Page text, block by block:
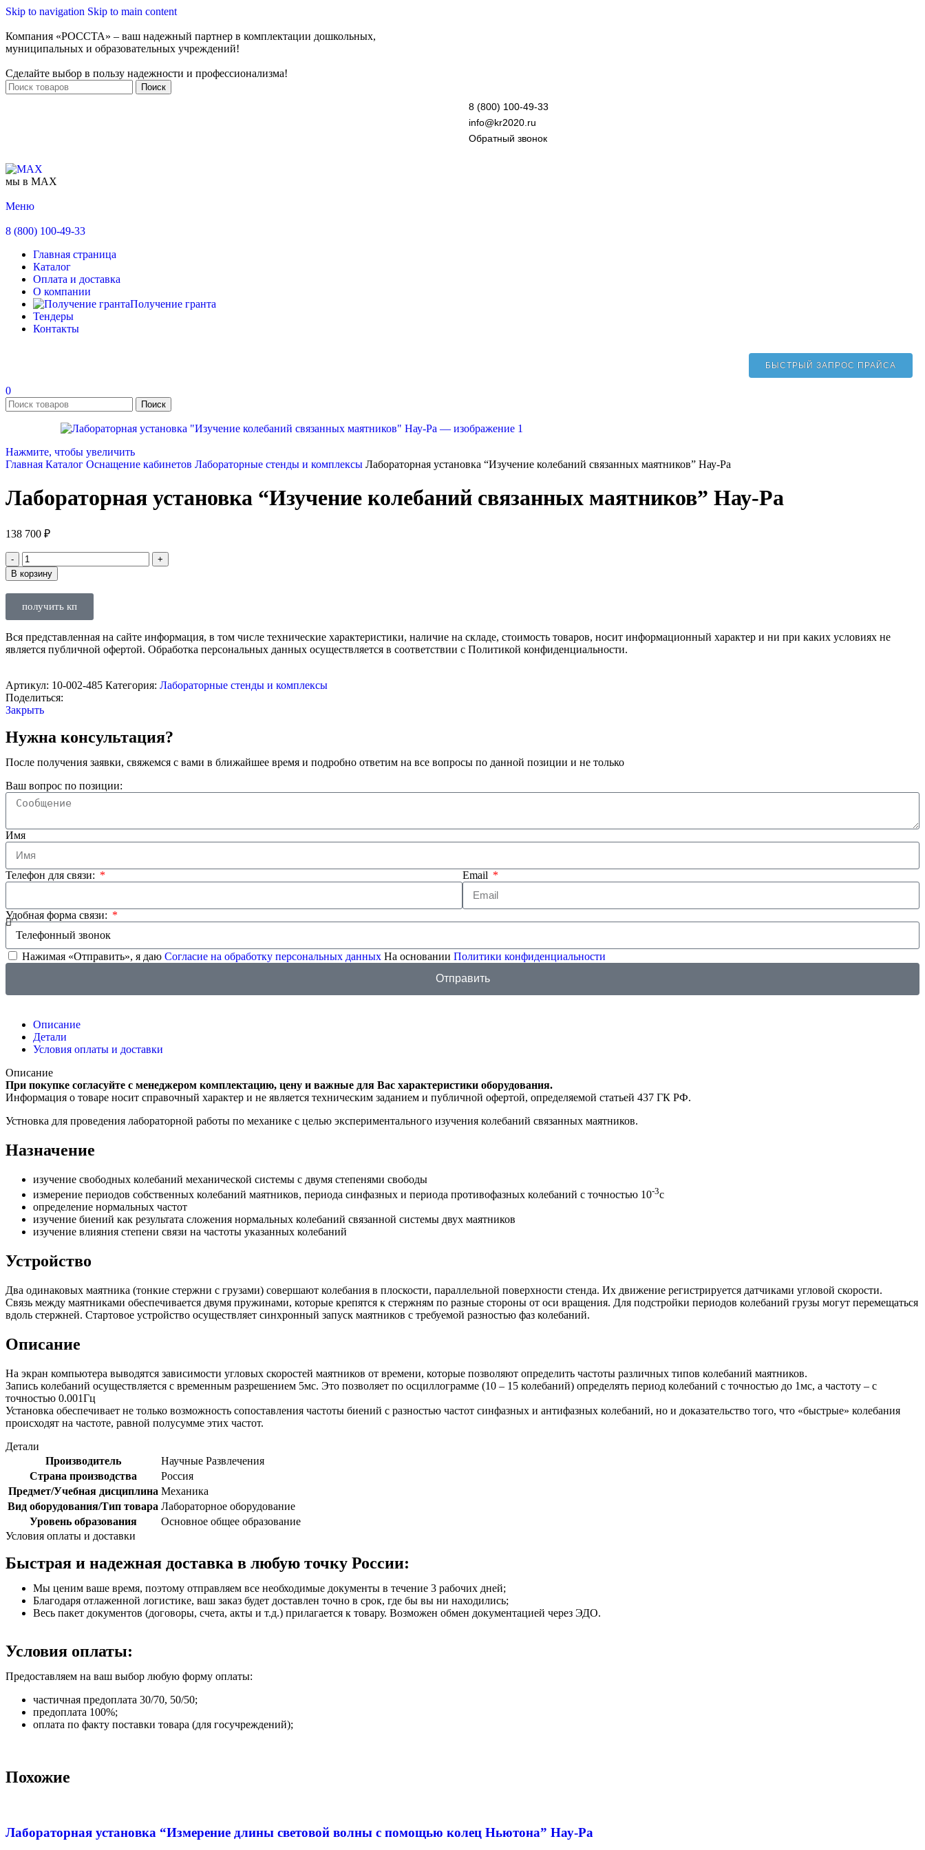
Skip to navigation Skip to main content
Компания «РОССТА» – ваш надежный партнер в комплектации дошкольных,
муниципальных и образовательных учреждений!
Сделайте выбор в пользу надежности и профессионализма!
Поиск
8 (800) 100-49-33
info@kr2020.ru
Обратный звонок
мы в MAX
Меню
8 (800) 100-49-33
Главная страница
Каталог
Оплата и доставка
О компании
Получение гранта
Тендеры
Контакты
БЫСТРЫЙ ЗАПРОС ПРАЙСА
0
Поиск
Нажмите, чтобы увеличить
Главная Каталог Оснащение кабинетов Лабораторные стенды и комплексы Лабораторная установка “Изучение колебаний связанных маятников” Нау-Ра
Лабораторная установка “Изучение колебаний связанных маятников” Нау-Ра
138 700 ₽
В корзину
получить кп
Вся представленная на сайте информация, в том числе технические характеристики, наличие на складе, стоимость товаров, носит информационный характер и ни при каких условиях не
является публичной офертой. Обработка персональных данных осуществляется в соответствии с Политикой конфиденциальности.
Артикул: 10-002-485 Категория: Лабораторные стенды и комплексы
Поделиться:
Закрыть
Нужна консультация?
После получения заявки, свяжемся с вами в ближайшее время и подробно ответим на все вопросы по данной позиции и не только
Ваш вопрос по позиции:
Имя
Телефон для связи: Email
Удобная форма связи:
Нажимая «Отправить», я даю Согласие на обработку персональных данных На основании Политики конфиденциальности
Отправить
Описание
Детали
Условия оплаты и доставки
Описание
При покупке согласуйте с менеджером комплектацию, цену и важные для Вас характеристики оборудования.
Информация о товаре носит справочный характер и не является техническим заданием и публичной офертой, определяемой статьей 437 ГК РФ.
Устновка для проведения лабораторной работы по механике с целью экспериментального изучения колебаний связанных маятников.
Назначение
изучение свободных колебаний механической системы с двумя степенями свободы
измерение периодов собственных колебаний маятников, периода синфазных и периода противофазных колебаний с точностью 10-3с
определение нормальных частот
изучение биений как результата сложения нормальных колебаний связанной системы двух маятников
изучение влияния степени связи на частоты указанных колебаний
Устройство
Два одинаковых маятника (тонкие стержни с грузами) совершают колебания в плоскости, параллельной поверхности стенда. Их движение регистрируется датчиками угловой скорости.
Связь между маятниками обеспечивается двумя пружинами, которые крепятся к стержням по разные стороны от оси вращения. Для подстройки периодов колебаний грузы могут перемещаться
вдоль стержней. Стартовое устройство осуществляет синхронный запуск маятников с требуемой разностью фаз колебаний.
Описание
На экран компьютера выводятся зависимости угловых скоростей маятников от времени, которые позволяют определить частоты различных типов колебаний маятников.
Запись колебаний осуществляется с временным разрешением 5мс. Это позволяет по осциллограмме (10 – 15 колебаний) определять период колебаний с точностью до 1мс, а частоту – с
точностью 0.001Гц
Установка обеспечивает не только возможность сопоставления частоты биений с разностью частот синфазных и антифазных колебаний, но и доказательство того, что «быстрые» колебания
происходят на частоте, равной полусумме этих частот.
Детали
Производитель
Научные Развлечения
Страна производства
Россия
Предмет/Учебная дисциплина Механика
Вид оборудования/Тип товара Лабораторное оборудование
Уровень образования
Основное общее образование
Условия оплаты и доставки
Быстрая и надежная доставка в любую точку России:
Мы ценим ваше время, поэтому отправляем все необходимые документы в течение 3 рабочих дней;
Благодаря отлаженной логистике, ваш заказ будет доставлен точно в срок, где бы вы ни находились;
Весь пакет документов (договоры, счета, акты и т.д.) прилагается к товару. Возможен обмен документацией через ЭДО.
Условия оплаты:
Предоставляем на ваш выбор любую форму оплаты:
частичная предоплата 30/70, 50/50;
предоплата 100%;
оплата по факту поставки товара (для госучреждений);
Похожие
Лабораторная установка “Измерение длины световой волны с помощью колец Ньютона” Нау-Ра